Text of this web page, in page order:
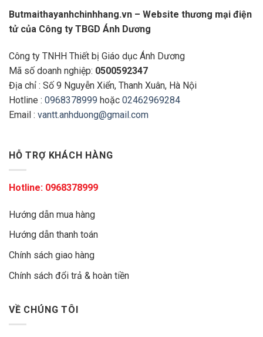
Butmaithayanhchinhhang.vn – Website thương mại điện
tử của Công ty TBGD Ánh Dương
Công ty TNHH Thiết bị Giáo dục Ánh Dương
Mã số doanh nghiệp: 0500592347
Địa chỉ : Số 9 Nguyễn Xiển, Thanh Xuân, Hà Nội
Hotline : 0968378999 hoặc 02462969284
Email : vantt.anhduong@gmail.com
HỖ TRỢ KHÁCH HÀNG
Hotline: 0968378999
Hướng dẫn mua hàng
Hướng dẫn thanh toán
Chính sách giao hàng
Chính sách đổi trả & hoàn tiền
VỀ CHÚNG TÔI